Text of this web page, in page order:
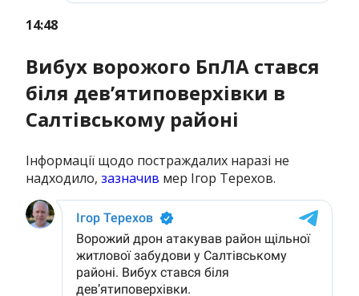
14:48
Вибух ворожого БпЛА стався
біля девʼятиповерхівки в
Салтівському районі
Інформації щодо постраждалих наразі не
надходило,зазначив мер Ігор Терехов.